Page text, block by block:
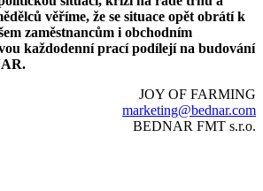
věříme, že se situace opět obrátí k
zaměstnancům i obchodním
každodenní prací podílejí na budování
JOY OF FARMING
marketing@bednar.com
BEDNAR FMT s.r.o.